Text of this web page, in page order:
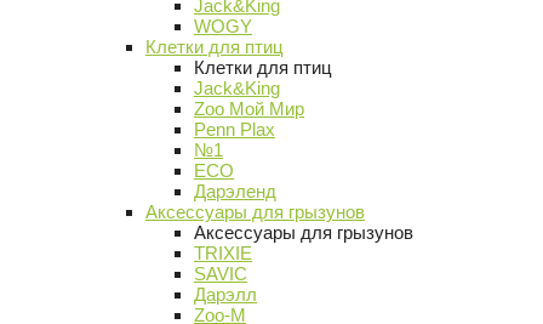
Jack&King
WOGY
Клетки для птиц
Клетки для птиц
Jack&King
Zoo Мой Мир
Penn Plax
№1
ECO
Дарэленд
Аксессуары для грызунов
Аксессуары для грызунов
TRIXIE
SAVIC
Дарэлл
Zoo-M